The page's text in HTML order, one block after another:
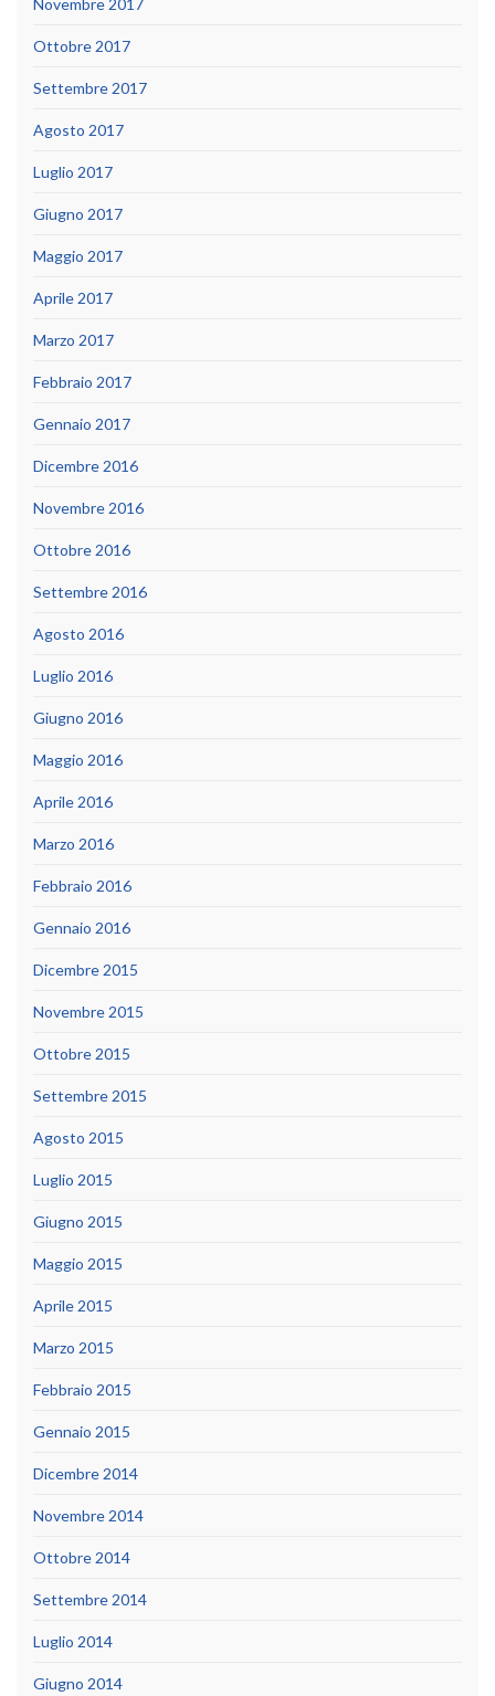
Ottobre 2017
Settembre 2017
Agosto 2017
Luglio 2017
Giugno 2017
Maggio 2017
Aprile 2017
Marzo 2017
Febbraio 2017
Gennaio 2017
Dicembre 2016
Novembre 2016
Ottobre 2016
Settembre 2016
Agosto 2016
Luglio 2016
Giugno 2016
Maggio 2016
Aprile 2016
Marzo 2016
Febbraio 2016
Gennaio 2016
Dicembre 2015
Novembre 2015
Ottobre 2015
Settembre 2015
Agosto 2015
Luglio 2015
Giugno 2015
Maggio 2015
Aprile 2015
Marzo 2015
Febbraio 2015
Gennaio 2015
Dicembre 2014
Novembre 2014
Ottobre 2014
Settembre 2014
Luglio 2014
Giugno 2014